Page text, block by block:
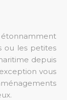
ou les petites
depuis
vous